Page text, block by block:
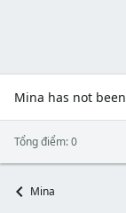
Mina has not
Tổng điểm: 0
Mina